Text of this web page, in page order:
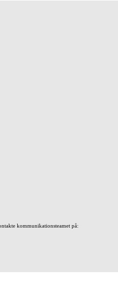
kommunikationsteamet på: